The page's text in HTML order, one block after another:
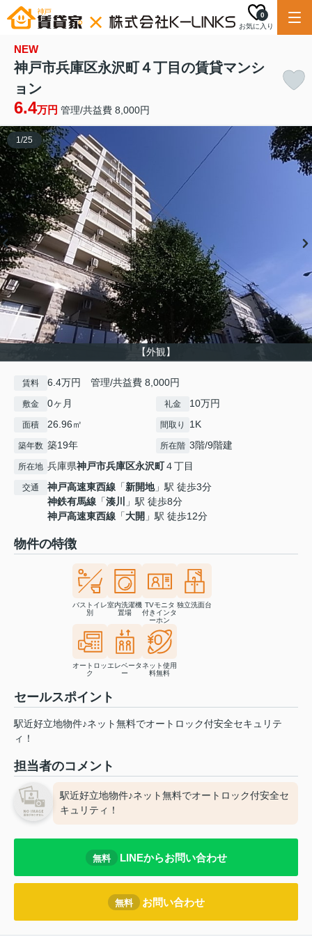
お気に入り
0
NEW
神戸市兵庫区永沢町４丁目の賃貸マンシ
ョン
6.4万円 管理/共益費 8,000円
【外観】
1/25
賃料 6.4万円 管理/共益費 8,000円
敷金 0ヶ月 礼金 10万円
面積 26.96㎡ 間取り 1K
築年数 築19年 所在階 3階/9階建
所在地 兵庫県神戸市兵庫区永沢町４丁目
交通 神戸高速東西線 「新開地」駅 徒歩3分
神鉄有馬線 「湊川
」駅 徒歩8分
神戸高速東西線 「大開 」駅 徒歩12分
物件の特徴
バストイレ
別
室内洗濯機
置場
TVモニタ
付きインタ
ーホン
独立洗面台
オートロッ
ク
エレベータ
ー
ネット使用
料無料
セールスポイント
駅近好立地物件♪ネット無料でオートロック付安全セキュリテ
ィ！
担当者のコメント
駅近好立地物件♪ネット無料でオートロック付安全セ
キュリティ！
無料 LINEからお問い合わせ
無料 お問い合わせ